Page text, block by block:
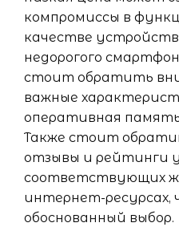
компромиссы в
качестве
недорогого
стоит обратить
важные
оперативная память
Также стоит
отзывы и рейтинги
соответствующих
интернет-ресурсах,
обоснованный выбор.